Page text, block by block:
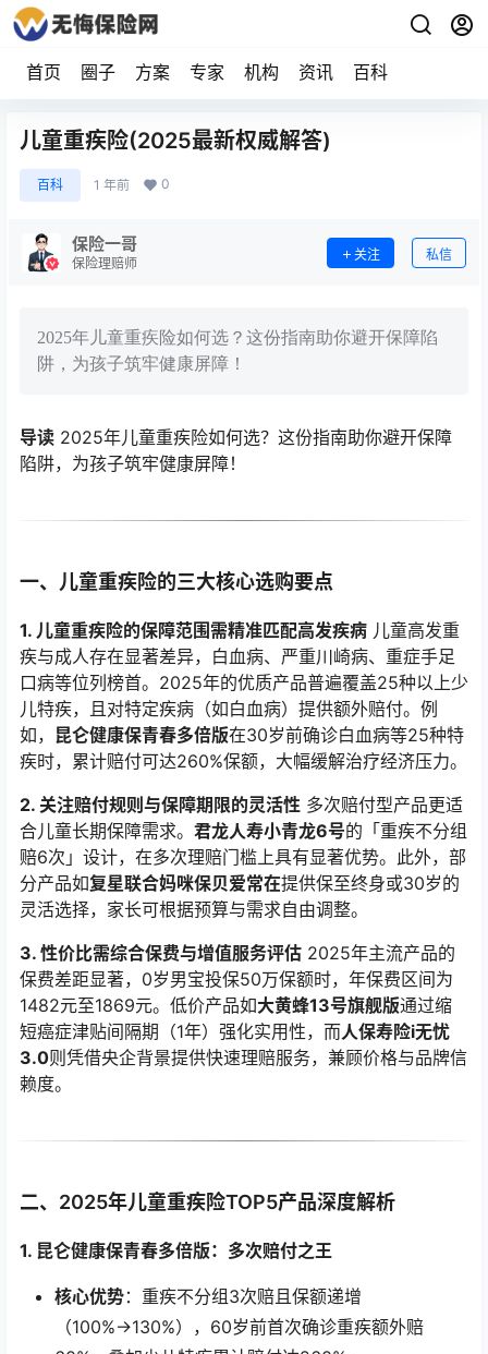
首页 圈子 方案 专家 机构 资讯 百科
儿童重疾险(2025最新权威解答)
百科 1 年前 0
保险一哥
保险理赔师
关注 私信
2025年儿童重疾险如何选？这份指南助你避开保障陷
阱，为孩子筑牢健康屏障！
导读 2025年儿童重疾险如何选？这份指南助你避开保障
陷阱，为孩子筑牢健康屏障！
一、儿童重疾险的三大核心选购要点
1. 儿童重疾险的保障范围需精准匹配高发疾病 儿童高发重
疾与成人存在显著差异，白血病、严重川崎病、重症手足
口病等位列榜首。2025年的优质产品普遍覆盖25种以上少
儿特疾，且对特定疾病（如白血病）提供额外赔付。例
如， 昆仑健康保青春多倍版在30岁前确诊白血病等25种特
疾时，累计赔付可达260%保额，大幅缓解治疗经济压力。
2. 关注赔付规则与保障期限的灵活性 多次赔付型产品更适
合儿童长期保障需求。 君龙人寿小青龙6号的「重疾不分组
赔6次」设计，在多次理赔门槛上具有显著优势。此外，部
分产品如复星联合妈咪保贝爱常在提供保至终身或30岁的
灵活选择，家长可根据预算与需求自由调整。
3. 性价比需综合保费与增值服务评估 2025年主流产品的
保费差距显著，0岁男宝投保50万保额时，年保费区间为
1482元至1869元。低价产品如大黄蜂13号旗舰版通过缩
短癌症津贴间隔期（1年）强化实用性，而人保寿险i无忧
3.0则凭借央企背景提供快速理赔服务，兼顾价格与品牌信
赖度。
二、2025年儿童重疾险TOP5产品深度解析
1. 昆仑健康保青春多倍版：多次赔付之王
核心优势：重疾不分组3次赔且保额递增
（100%→130%），60岁前首次确诊重疾额外赔